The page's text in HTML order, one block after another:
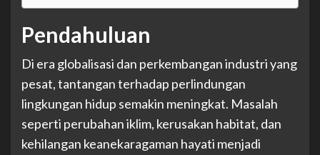
Pendahuluan
Di era globalisasi dan perkembangan industri yang
pesat, tantangan terhadap perlindungan
lingkungan hidup semakin meningkat. Masalah
seperti perubahan iklim, kerusakan habitat, dan
kehilangan keanekaragaman hayati menjadi